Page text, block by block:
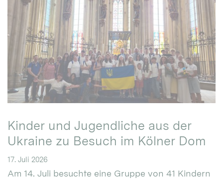
Kinder und Jugendliche aus der
Ukraine zu Besuch im Kölner Dom
17. Juli 2026
Am 14. Juli besuchte eine Gruppe von 41 Kindern